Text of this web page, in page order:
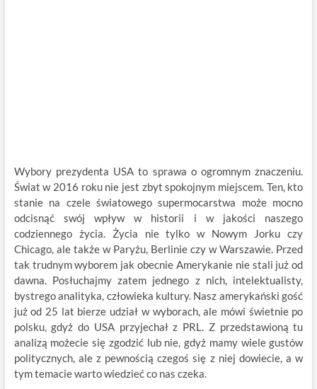
Wybory prezydenta USA to sprawa o ogromnym znaczeniu.
Świat w 2016 roku nie jest zbyt spokojnym miejscem. Ten, kto
stanie na czele światowego supermocarstwa może mocno
odcisnąć swój wpływ w historii i w jakości naszego
codziennego życia. Życia nie tylko w Nowym Jorku czy
Chicago, ale także w Paryżu, Berlinie czy w Warszawie. Przed
tak trudnym wyborem jak obecnie Amerykanie nie stali już od
dawna. Posłuchajmy zatem jednego z nich, intelektualisty,
bystrego analityka, człowieka kultury. Nasz amerykański gość
już od 25 lat bierze udział w wyborach, ale mówi świetnie po
polsku, gdyż do USA przyjechał z PRL. Z przedstawioną tu
analizą możecie się zgodzić lub nie, gdyż mamy wiele gustów
politycznych, ale z pewnością czegoś się z niej dowiecie, a w
tym temacie warto wiedzieć co nas czeka.